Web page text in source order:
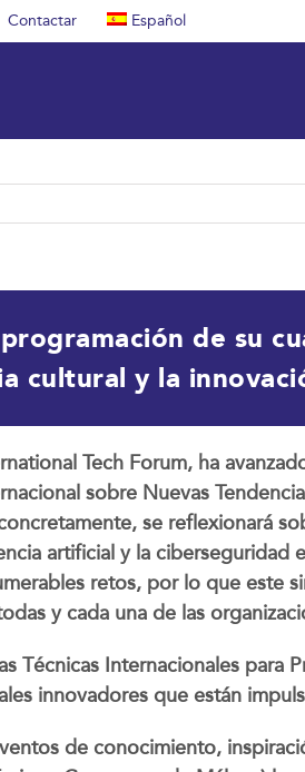
Contactar Español
de su
cultural y la
Tech Forum, ha
sobre Nuevas
se reflexionará
artificial y la
retos, por lo que este
y cada una de las
Técnicas Internacionales
innovadores que están
de conocimiento,